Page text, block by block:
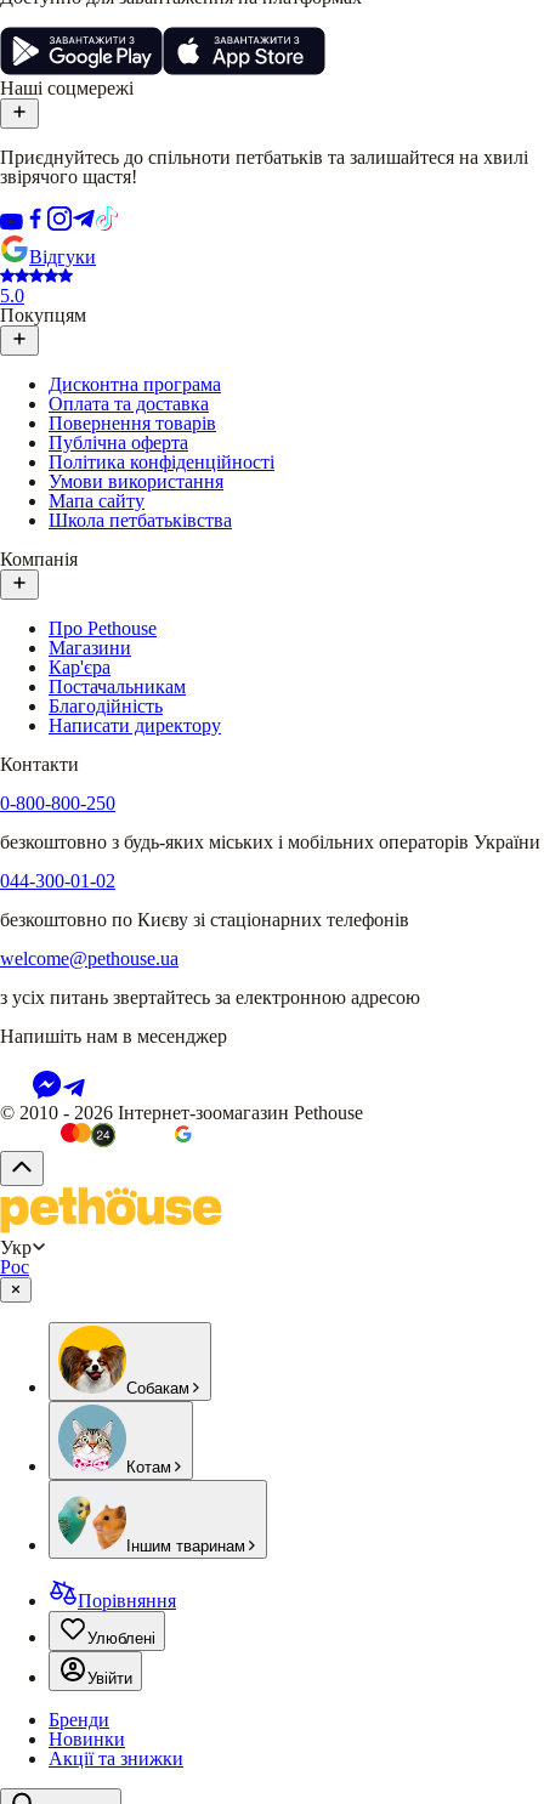
Наші соцмережі
Приєднуйтесь до спільноти петбатьків та залишайтеся на хвилі
звірячого щастя!
Відгуки
5.0
Покупцям
Дисконтна програма
Оплата та доставка
Повернення товарів
Публічна оферта
Політика конфіденційності
Умови використання
Мапа сайту
Школа петбатьківства
Компанія
Про Pethouse
Магазини
Кар'єра
Постачальникам
Благодійність
Написати директору
Контакти
0-800-800-250
безкоштовно з будь-яких міських і мобільних операторів України
044-300-01-02
безкоштовно по Києву зі стаціонарних телефонів
welcome@pethouse.ua
з усіх питань звертайтесь за електронною адресою
Напишіть нам в месенджер
© 2010 - 2026 Інтернет-зоомагазин Pethouse
Укр
Рос
Собакам
Котам
Іншим тваринам
Порівняння
Улюблені
Увійти
Бренди
Новинки
Акції та знижки